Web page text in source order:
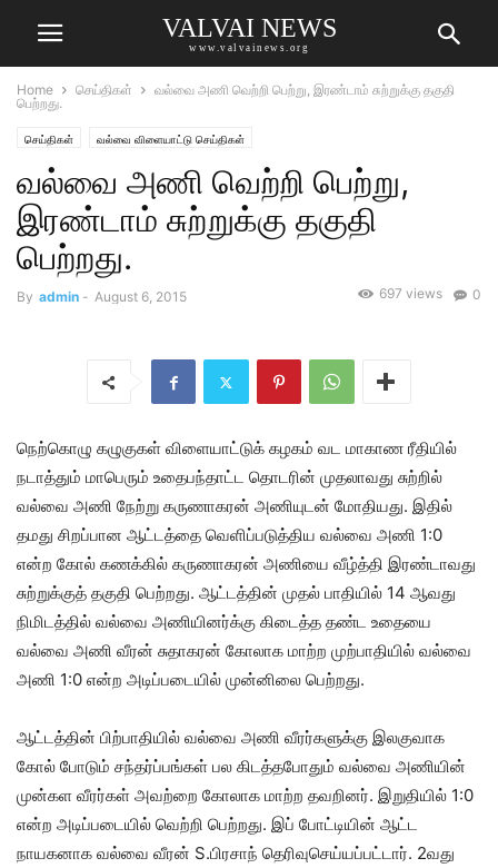
VALVAI NEWS
www.valvainews.org
Home செய்திகள்
வல்வை அணி வெற்றி பெற்று, இரண்டாம் சுற்றுக்கு தகுதி
பெற்றது.
செய்திகள் வல்வை விளையாட்டு செய்திகள்
வல்வை அணி வெற்றி பெற்று,
இரண்டாம் சுற்றுக்கு தகுதி
பெற்றது.
By admin - August 6, 2015 0
697 views
நெற்கொழு கழுகுகள் விளையாட்டுக் கழகம் வட மாகாண ரீதியில்
நடாத்தும் மாபெரும் உதைபந்தாட்ட தொடரின் முதலாவது சுற்றில்
வல்வை அணி நேற்று கருணாகரன் அணியுடன் மோதியது. இதில்
தமது சிறப்பான ஆட்டத்தை வெளிப்படுத்திய வல்வை அணி 1:0
என்ற கோல் கணக்கில் கருணாகரன் அணியை வீழ்த்தி இரண்டாவது
சுற்றுக்குத் தகுதி பெற்றது. ஆட்டத்தின் முதல் பாதியில் 14 ஆவது
நிமிடத்தில் வல்வை அணியினர்க்கு கிடைத்த தண்ட உதையை
வல்வை அணி வீரன் சுதாகரன் கோலாக மாற்ற முற்பாதியில் வல்வை
அணி 1:0 என்ற அடிப்படையில் முன்னிலை பெற்றது.
ஆட்டத்தின் பிற்பாதியில் வல்வை அணி வீரர்களுக்கு இலகுவாக
கோல் போடும் சந்தர்ப்பங்கள் பல கிடத்தபோதும் வல்வை அணியின்
முன்கள வீரர்கள் அவற்றை கோலாக மாற்ற தவறினர். இறுதியில் 1:0
என்ற அடிப்படையில் வெற்றி பெற்றது. இப் போட்டியின் ஆட்ட
நாயகனாக வல்வை வீரன் S.பிரசாந் தெரிவுசெய்யப்பட்டார். 2வது